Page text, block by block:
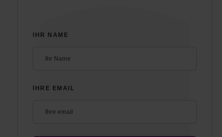
IHR NAME
IHRE EMAIL